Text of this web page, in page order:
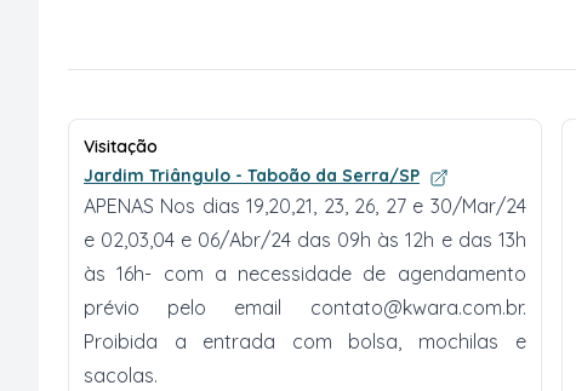
Visitação
Jardim Triângulo - Taboão da Serra/SP
APENAS Nos dias 19,20,21, 23, 26, 27 e 30/Mar/24
e 02,03,04 e 06/Abr/24 das 09h às 12h e das 13h
às 16h- com a necessidade de agendamento
prévio pelo email contato@kwara.com.br.
Proibida a entrada com bolsa, mochilas e
sacolas.